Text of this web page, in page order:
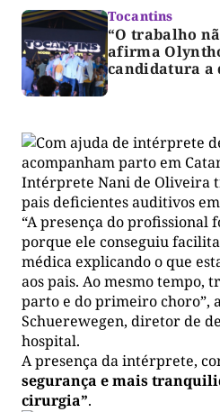
Tocantins
“O trabalho
afirma
candidatura a
Intérprete Nani de Oliveira
pais deficientes auditivos
“A presença do profissional
porque ele conseguiu
médica explicando o que
aos pais. Ao mesmo tempo,
parto e do primeiro choro”,
Schuerewegen, diretor de
hospital.
A presença da intérprete,
segurança e mais
cirurgia”.